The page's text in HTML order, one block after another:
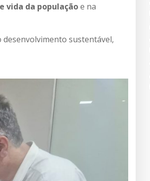
vida da populaçãoe na
sustentável,